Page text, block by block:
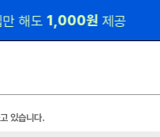
해도 1,000원 제공
있습니다.